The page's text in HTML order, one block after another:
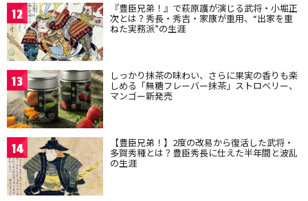
12 『豊臣兄弟！』で萩原護が演じる武将・小堀正
次とは？秀長・秀吉・家康が重用、“出家を重
ねた実務派”の生涯
13 しっかり抹茶の味わい、さらに果実の香りも楽
しめる「無糖フレーバー抹茶」ストロベリー、
マンゴー新発売
14 【豊臣兄弟！】2度の改易から復活した武将・
多賀秀種とは？豊臣秀長に仕えた半年間と波乱
の生涯